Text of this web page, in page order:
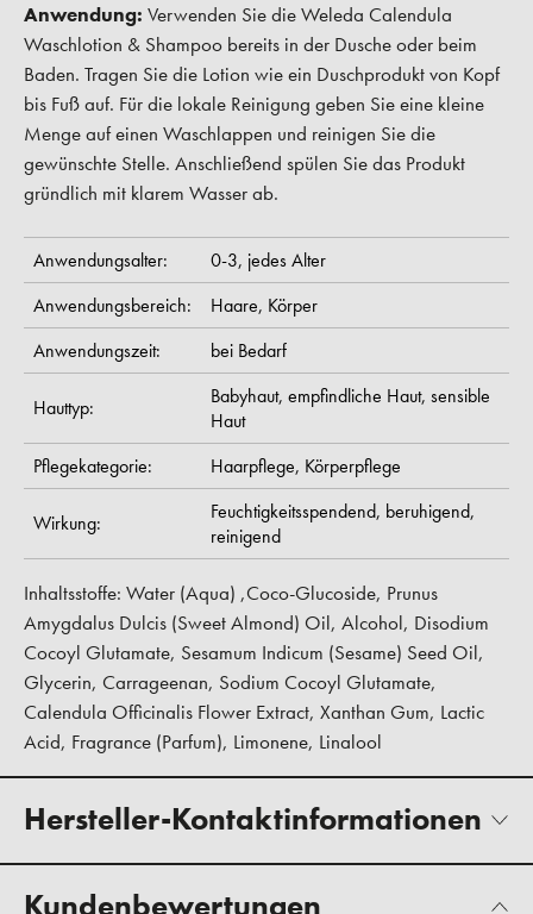
Anwendung: Verwenden Sie die Weleda Calendula
Waschlotion & Shampoo bereits in der Dusche oder beim
Baden. Tragen Sie die Lotion wie ein Duschprodukt von Kopf
bis Fuß auf. Für die lokale Reinigung geben Sie eine kleine
Menge auf einen Waschlappen und reinigen Sie die
gewünschte Stelle. Anschließend spülen Sie das Produkt
gründlich mit klarem Wasser ab.
Anwendungsalter: 0-3, jedes Alter
Anwendungsbereich:
Haare, Körper
Anwendungszeit:
bei Bedarf
Hauttyp: Babyhaut, empfindliche Haut, sensible
Haut
Pflegekategorie:
Haarpflege, Körperpflege
Wirkung: Feuchtigkeitsspendend, beruhigend,
reinigend
Inhaltsstoffe: Water (Aqua) ,Coco-Glucoside, Prunus
Amygdalus Dulcis (Sweet Almond) Oil, Alcohol, Disodium
Cocoyl Glutamate, Sesamum Indicum (Sesame) Seed Oil,
Glycerin, Carrageenan, Sodium Cocoyl Glutamate,
Calendula Officinalis Flower Extract, Xanthan Gum, Lactic
Acid, Fragrance (Parfum), Limonene, Linalool
Hersteller-Kontaktinformationen